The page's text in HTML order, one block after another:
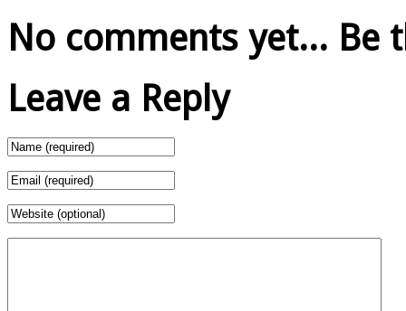
No comments yet... Be
Leave a Reply